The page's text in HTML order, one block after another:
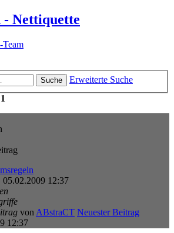
Nettiquette
Team
Suche
Erweiterte Suche
1
05.02.2009 12:37
vonABstraCT Neuester Beitrag
12:37